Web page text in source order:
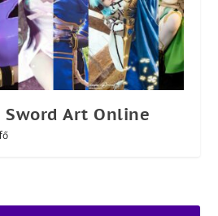
Art Online